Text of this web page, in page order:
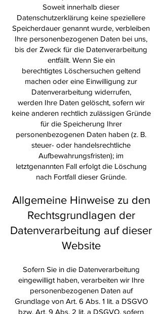
Soweit innerhalb dieser
Datenschutzerklärung keine speziellere
Speicherdauer genannt wurde, verbleiben
Ihre personenbezogenen Daten bei uns,
bis der Zweck für die Datenverarbeitung
entfällt. Wenn Sie ein
berechtigtes Löschersuchen geltend
machen oder eine Einwilligung zur
Datenverarbeitung widerrufen,
werden Ihre Daten gelöscht, sofern wir
keine anderen rechtlich zulässigen Gründe
für die Speicherung Ihrer
personenbezogenen Daten haben (z. B.
steuer- oder handelsrechtliche
Aufbewahrungsfristen); im
letztgenannten Fall erfolgt die Löschung
nach Fortfall dieser Gründe.
Allgemeine Hinweise zu den
Rechtsgrundlagen der
Datenverarbeitung auf dieser
Website
Sofern Sie in die Datenverarbeitung
eingewilligt haben, verarbeiten wir Ihre
personenbezogenen Daten auf
Grundlage von Art. 6 Abs. 1 lit. a DSGVO
bzw. Art. 9 Abs. 2 lit. a DSGVO, sofern